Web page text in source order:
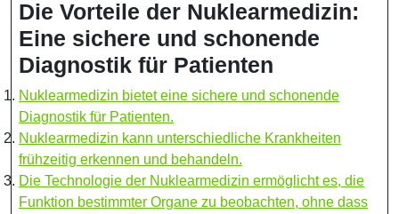
Die Vorteile der Nuklearmedizin:
Eine sichere und schonende
Diagnostik für Patienten
Nuklearmedizin bietet eine sichere und schonende
Diagnostik für Patienten.
Nuklearmedizin kann unterschiedliche Krankheiten
frühzeitig erkennen und behandeln.
Die Technologie der Nuklearmedizin ermöglicht es, die
Funktion bestimmter Organe zu beobachten, ohne dass